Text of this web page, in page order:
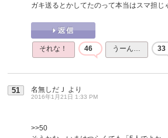
ガキ送るとかしてたのって本当はスマ担じ
それな！ 46 うーん… 33
51 名無しだＪ より
2016年1月21日 1:33 PM
>>50